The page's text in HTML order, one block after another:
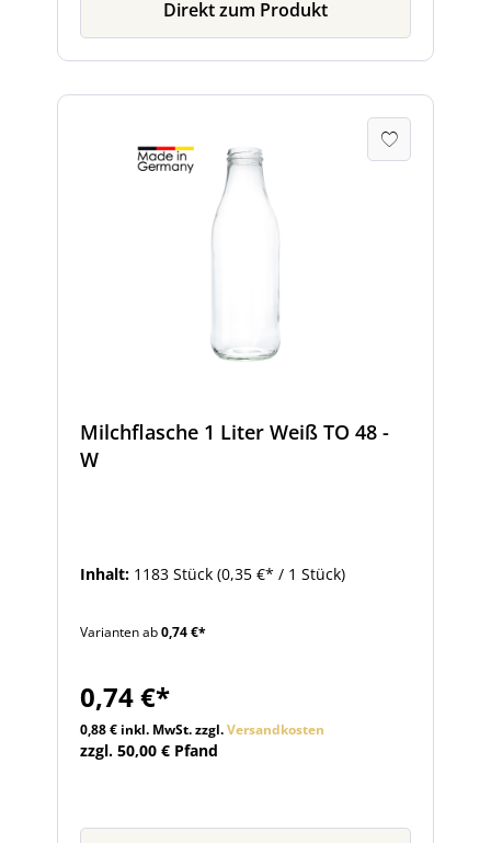
Direkt zum Produkt
Milchflasche 1 Liter Weiß TO 48 -
W
Inhalt: 1183 Stück (0,35 €* / 1 Stück)
Varianten ab0,74 €*
0,74 €*
0,88 € inkl. MwSt. zzgl.Versandkosten
zzgl. 50,00 € Pfand